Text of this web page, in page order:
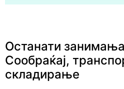
Останати
Сообраќај,
складирање